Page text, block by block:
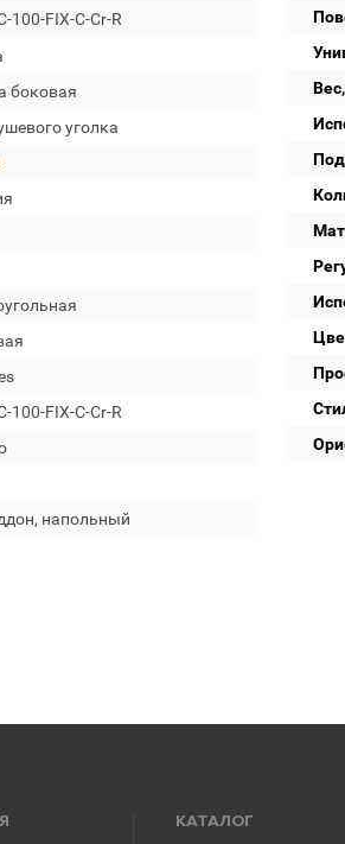
100-FIX-C-Cr-R
боковая
уголка
100-FIX-C-Cr-R
напольный
КАТАЛОГ